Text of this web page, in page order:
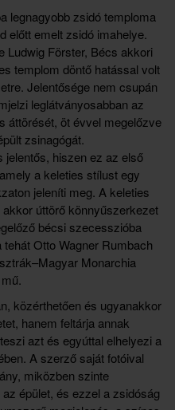
legnagyobb zsidó temploma
előtt emelt zsidó imahelye.
Ludwig Förster, Bécs akkori
templom döntő hatással volt
Jelentősége nem csupán
leglátványosabban az
áttörését, öt évvel megelőzve
zsinagógát.
jelentős, hiszen ez az első
a keleties stílust egy
jeleníti meg. A keleties
úttörő könnyűszerkezet
bécsi szecesszióba
Otto Wagner Rumbach
Monarchia
közérthetően és ugyanakkor
hanem feltárja annak
azt és egyúttal elhelyezi a
A szerző saját fotóival
miközben szinte
épület, és ezzel a zsidóság